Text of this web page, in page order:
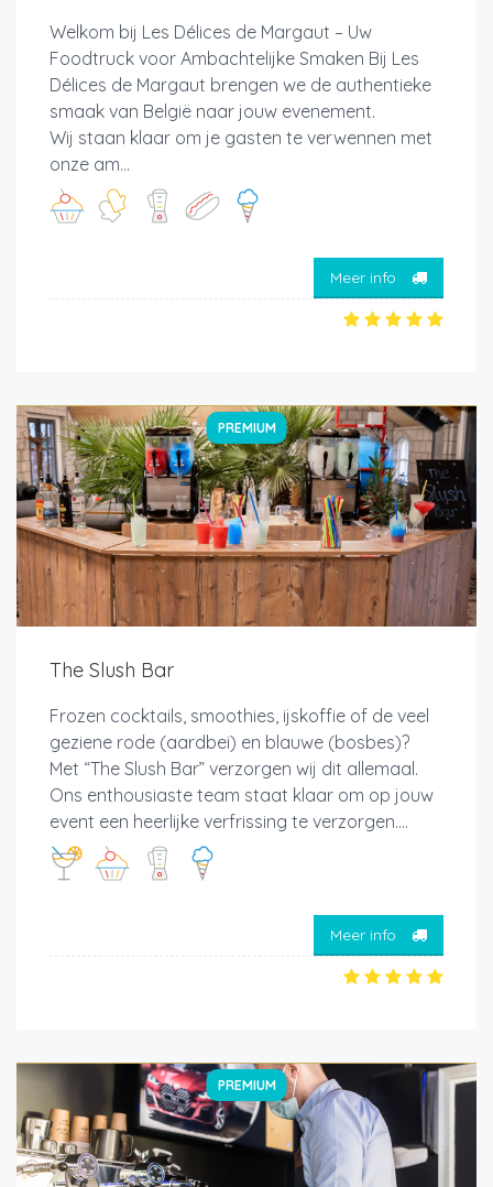
Welkom bij Les Délices de Margaut – Uw
Foodtruck voor Ambachtelijke Smaken Bij Les
Délices de Margaut brengen we de authentieke
smaak van België naar jouw evenement.
Wij staan klaar om je gasten te verwennen met
onze am...
Meer info
PREMIUM
The Slush Bar
Frozen cocktails, smoothies, ijskoffie of de veel
geziene rode (aardbei) en blauwe (bosbes)?
Met “The Slush Bar” verzorgen wij dit allemaal.
Ons enthousiaste team staat klaar om op jouw
event een heerlijke verfrissing te verzorgen....
Meer info
PREMIUM